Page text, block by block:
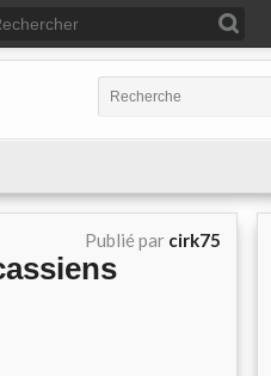
Publié par cirk75